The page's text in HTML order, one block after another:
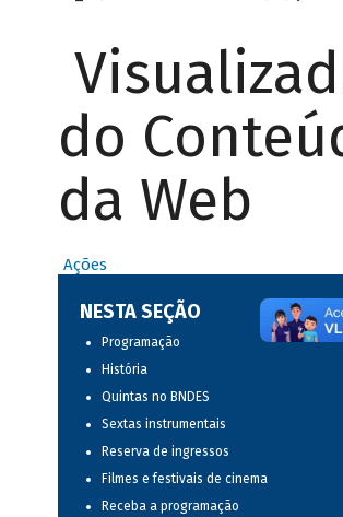
do
da Web
Ações
NESTA SEÇÃO
Programação
História
Quintas no BNDES
Sextas instrumentais
Reserva de ingressos
Filmes e festivais de cinema
Receba a programação